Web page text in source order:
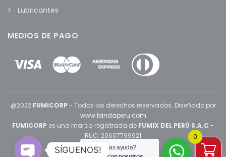
Lubricantes
MEDIOS DE PAGO
@2022 FUMICORP - Todos los derechos reservados. Diseñado por
www.tandaperu.com
FUMICORP es una marca registrada de FUMIX DEL PERÚ S.A.C -
RUC: 20607799921
¿Necesitas ayuda?
0
SÍGUENOS!